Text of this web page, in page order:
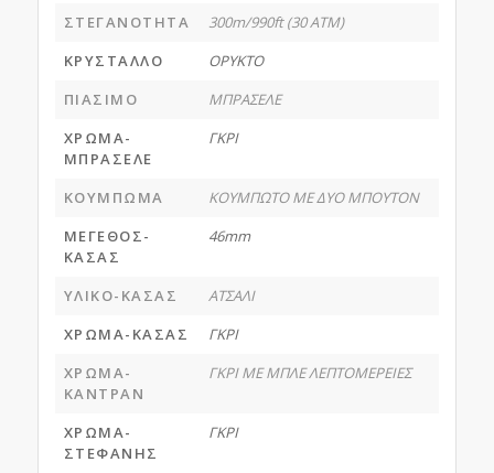
ΣΤΕΓΑΝΟΤΗΤΑ
300m/990ft (30 ATM)
ΚΡΥΣΤΑΛΛΟ
ΟΡΥΚΤΟ
ΠΙΑΣΙΜΟ
ΜΠΡΑΣΕΛΕ
ΧΡΩΜΑ-
ΜΠΡΑΣΕΛΕ
ΓΚΡΙ
ΚΟΥΜΠΩΜΑ
ΚΟΥΜΠΩΤΟ ΜΕ ΔΥΟ ΜΠΟΥΤΟΝ
ΜΕΓΕΘΟΣ-
ΚΑΣΑΣ
46mm
ΥΛΙΚΟ-ΚΑΣΑΣ
ΑΤΣΑΛΙ
ΧΡΩΜΑ-ΚΑΣΑΣ
ΓΚΡΙ
ΧΡΩΜΑ-
ΚΑΝΤΡΑΝ
ΓΚΡΙ ΜΕ ΜΠΛΕ ΛΕΠΤΟΜΕΡΕΙΕΣ
ΧΡΩΜΑ-
ΣΤΕΦΑΝΗΣ
ΓΚΡΙ